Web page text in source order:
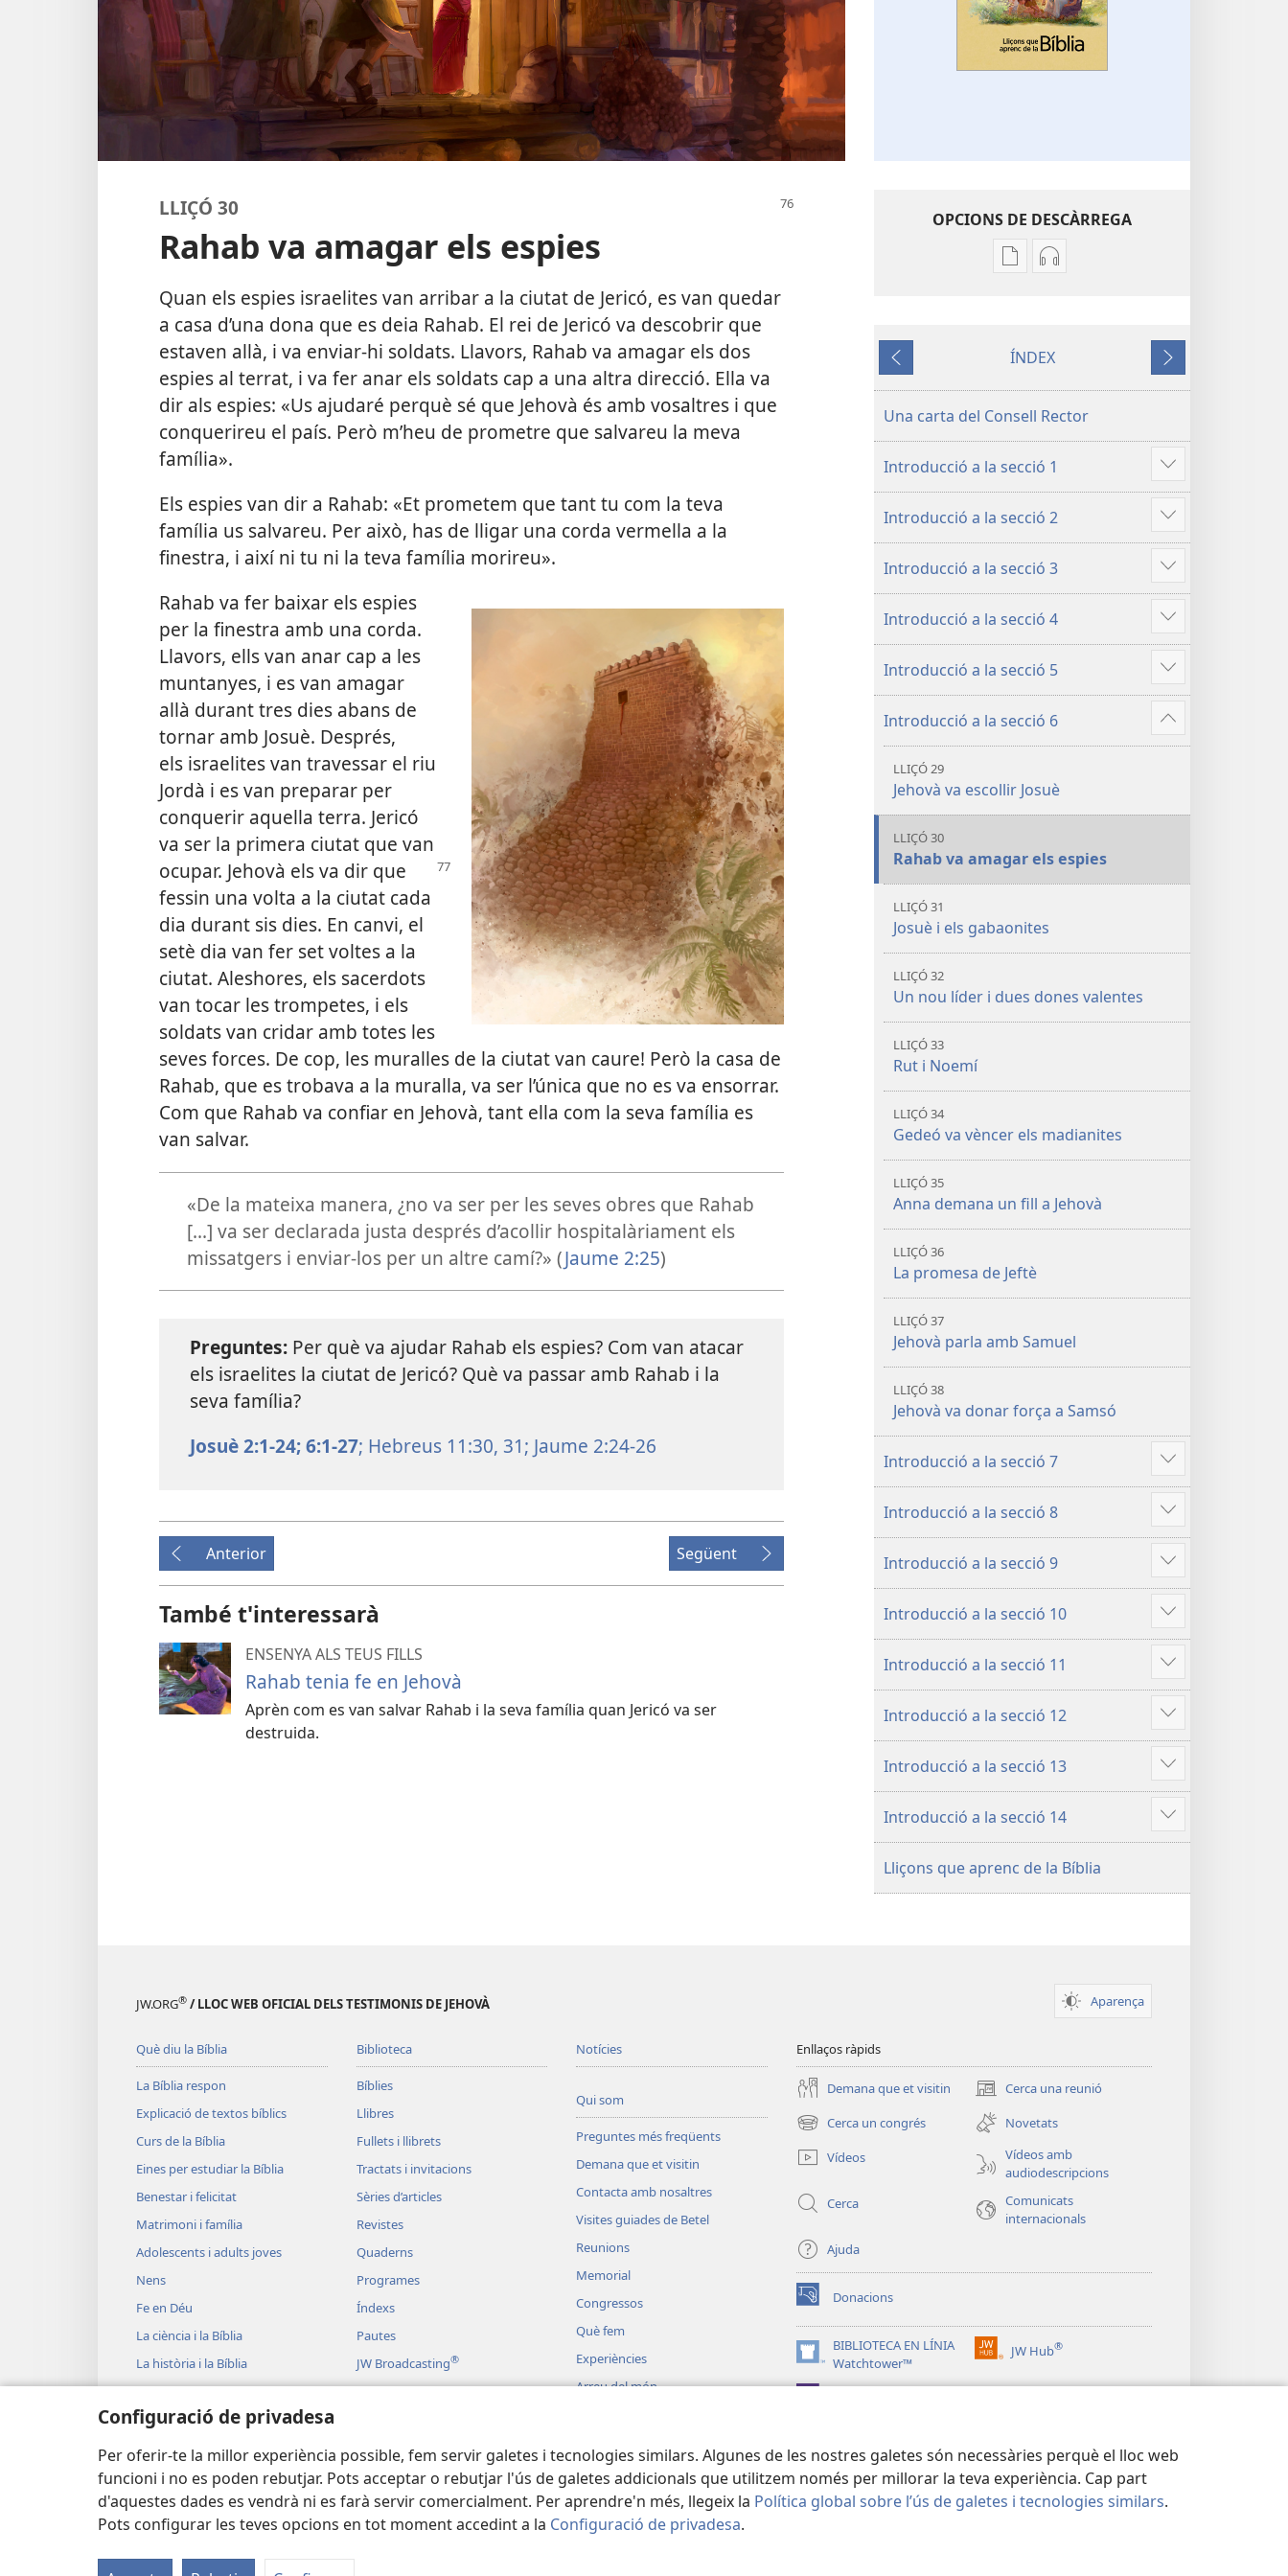
Configuració de privadesa
Per oferir-te la millor experiència possible, fem servir galetes i tecnologies similars. Algunes de les nostres galetes són necessàries perquè el lloc web
funcioni i no es poden rebutjar. Pots acceptar o rebutjar l'ús de galetes addicionals que utilitzem només per millorar la teva experiència. Cap part
d'aquestes dades es vendrà ni es farà servir comercialment. Per aprendre'n més, llegeix la Política global sobre l’ús de galetes i tecnologies similars.
Pots configurar les teves opcions en tot moment accedint a la Configuració de privadesa.
LLIÇÓ 30
Rahab va amagar els espies
Quan els espies israelites van arribar a la ciutat de Jericó, es van quedar
a casa d’una dona que es deia Rahab. El rei de Jericó va descobrir que
estaven allà, i va enviar-hi soldats. Llavors, Rahab va amagar els dos
espies al terrat, i va fer anar els soldats cap a una altra direcció. Ella va
dir als espies: «Us ajudaré perquè sé que Jehovà és amb vosaltres i que
conquerireu el país. Però m’heu de prometre que salvareu la meva
família».
Els espies van dir a Rahab: «Et prometem que tant tu com la teva
família us salvareu. Per això, has de lligar una corda vermella a la
finestra, i així ni tu ni la teva família morireu».
Rahab va fer baixar els espies
per la finestra amb una corda.
Llavors, ells van anar cap a les
muntanyes, i es van amagar
allà durant tres dies abans de
tornar amb Josuè. Després,
els israelites van travessar el riu
Jordà i es van preparar per
conquerir aquella terra. Jericó
va ser la primera ciutat que van
ocupar. Jehovà els va dir que
fessin una volta a la ciutat cada
dia durant sis dies. En canvi, el
setè dia van fer set voltes a la
ciutat. Aleshores, els sacerdots
van tocar les trompetes, i els
soldats van cridar amb totes les
seves forces. De cop, les muralles de la ciutat van caure! Però la casa de
Rahab, que es trobava a la muralla, va ser l’única que no es va ensorrar.
Com que Rahab va confiar en Jehovà, tant ella com la seva família es
van salvar.
«De la mateixa manera, ¿no va ser per les seves obres que Rahab
[...] va ser declarada justa després d’acollir hospitalàriament els
missatgers i enviar-los per un altre camí?» (Jaume 2:25)
Preguntes: Per què va ajudar Rahab els espies? Com van atacar
els israelites la ciutat de Jericó? Què va passar amb Rahab i la
seva família?
Josuè 2:1-24;6:1-27; Hebreus 11:30, 31; Jaume 2:24-26
Anterior Següent
També t'interessarà
ENSENYA ALS TEUS FILLS
Rahab tenia fe en Jehovà
Aprèn com es van salvar Rahab i la seva família quan Jericó va ser
destruida.
OPCIONS DE DESCÀRREGA
Opcions
publicacions
que
aprenc
la
Bíblia
Opcions
Lliçons
de
Bíblia
Anterior
ÍNDEX
Següent
Una carta del Consell Rector
Introducció a la secció 1
Mostra'n
més
Introducció a la secció 2
Mostra'n
més
Introducció a la secció 3
Mostra'n
més
Introducció a la secció 4
Mostra'n
més
Introducció a la secció 5
Mostra'n
més
Introducció a la secció 6
Mostra'n
més
LLIÇÓ 29
Jehovà va escollir Josuè
LLIÇÓ 30
Rahab va amagar els espies
LLIÇÓ 31
Josuè i els gabaonites
LLIÇÓ 32
Un nou líder i dues dones valentes
LLIÇÓ 33
Rut i Noemí
LLIÇÓ 34
Gedeó va vèncer els madianites
LLIÇÓ 35
Anna demana un fill a Jehovà
LLIÇÓ 36
La promesa de Jeftè
LLIÇÓ 37
Jehovà parla amb Samuel
LLIÇÓ 38
Jehovà va donar força a Samsó
Introducció a la secció 7
Mostra'n
més
Introducció a la secció 8
Mostra'n
més
Introducció a la secció 9
Mostra'n
més
Introducció a la secció 10
Mostra'n
més
Introducció a la secció 11
Mostra'n
més
Introducció a la secció 12
Mostra'n
més
Introducció a la secció 13
Mostra'n
més
Introducció a la secció 14
Mostra'n
més
Lliçons que aprenc de la Bíblia
JW.ORG® / LLOC WEB OFICIAL DELS TESTIMONIS DE JEHOVÀ Aparença
Què diu la Bíblia
La Bíblia respon
Explicació de textos bíblics
Curs de la Bíblia
Eines per estudiar la Bíblia
Benestar i felicitat
Matrimoni i família
Adolescents i adults joves
Nens
Fe en Déu
La ciència i la Bíblia
La història i la Bíblia
Biblioteca
Bíblies
Llibres
Fullets i llibrets
Tractats i invitacions
Sèries d’articles
Revistes
Quaderns
Programes
Índexs
Pautes
JW Broadcasting®
Vídeos
Lectures bíbliques dramatitzades
Notícies
Qui som
Preguntes més freqüents
Demana que et visitin
Contacta amb nosaltres
Visites guiades de Betel
Reunions
Memorial
Congressos
Què fem
Experiències
Arreu del món
Enllaços ràpids
Demana que et visitin Cerca una reunió
(obre
una
finestra
nova)
Cerca un congrés
(obre
una
finestra
Novetats
Vídeos
Vídeos amb
audiodescripcions
Cerca
Comunicats
internacionals
Ajuda
Donacions
(obre
una
finestra
nova)
BIBLIOTECA EN LÍNIA
Watchtower™
(obre
una
JW Hub®
(obre
Copyright © 2026 Watch Tower Bible and Tract Society of Pennsylvania. CONDICIONS D'ÚS|